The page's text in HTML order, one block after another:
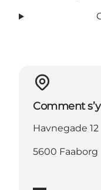
Comment
Havnegade 12
5600 Faaborg